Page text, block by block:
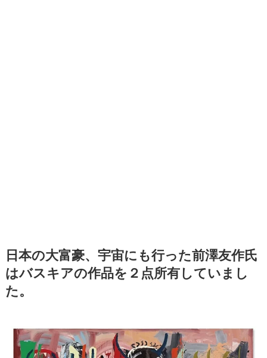
日本の大富豪、宇宙にも行った前澤友作氏
はバスキアの作品を２点所有していまし
た。